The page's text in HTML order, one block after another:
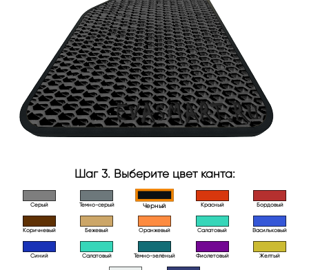
Шаг 3. Выберите цвет канта:
Серый Темно-серый Черный Красный Бордовый
Коричневый Бежевый Оранжевый Салатовый Васильковый
Синий Салатовый Тёмно-зелёный Фиолетовый Желтый